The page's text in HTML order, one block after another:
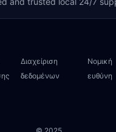
Διαχείριση
δεδομένων
Νομική
ευθύνη